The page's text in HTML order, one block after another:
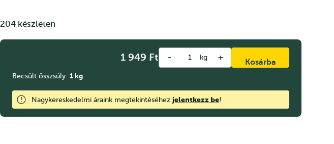
204 készleten
1 949 Ft - kg + Kosárba
Becsült összsúly: 1 kg
Nagykereskedelmi áraink megtekintéséhez jelentkezz be!